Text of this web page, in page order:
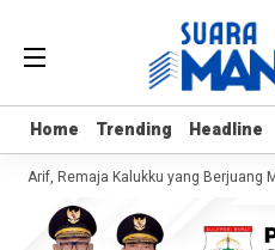
Home Trending Headline
Home Trending Headline
Arif, Remaja Kalukku yang Berjuang